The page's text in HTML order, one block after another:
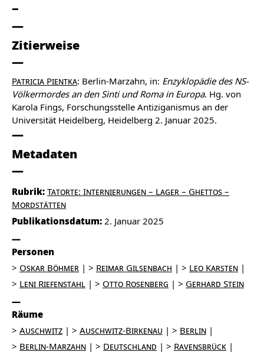
Zitierweise
Patricia Pientka: Berlin-Marzahn, in: Enzyklopädie des NS-
Völkermordes an den Sinti und Roma in Europa. Hg. von
Karola Fings, Forschungsstelle Antiziganismus an der
Universität Heidelberg, Heidelberg 2. Januar 2025.
Metadaten
Rubrik: Tatorte: Internierungen – Lager – Ghettos –
Mordstätten
Publikationsdatum: 2. Januar 2025
Personen
Oskar Böhmer
Reimar Gilsenbach
Leo Karsten
Leni Riefenstahl
Otto Rosenberg Gerhard Stein
Räume
Auschwitz
Auschwitz-Birkenau
Berlin
Berlin-Marzahn
Deutschland
Ravensbrück